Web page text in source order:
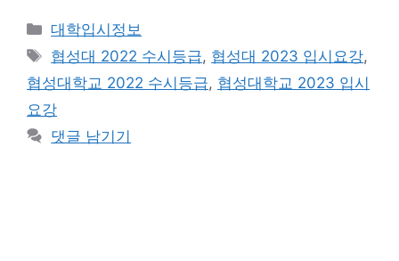
카
테
고
리
대학입시정보
태
그
협성대 2022 수시등급, 협성대 2023 입시요강,
협성대학교 2022 수시등급, 협성대학교 2023 입시
요강
댓글 남기기